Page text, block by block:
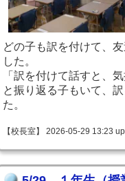
どの子も訳を付けて、
した。
「訳を付けて話すと、
と振り返る子もいて、
た。
【校長室】 2026-05-29 13:23